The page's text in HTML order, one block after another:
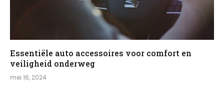
Essentiële auto accessoires voor comfort en
veiligheid onderweg
mei 16, 2024